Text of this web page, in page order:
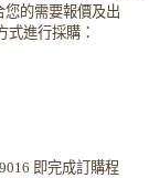
的需要報價及出
式進行採購：
即完成訂購程